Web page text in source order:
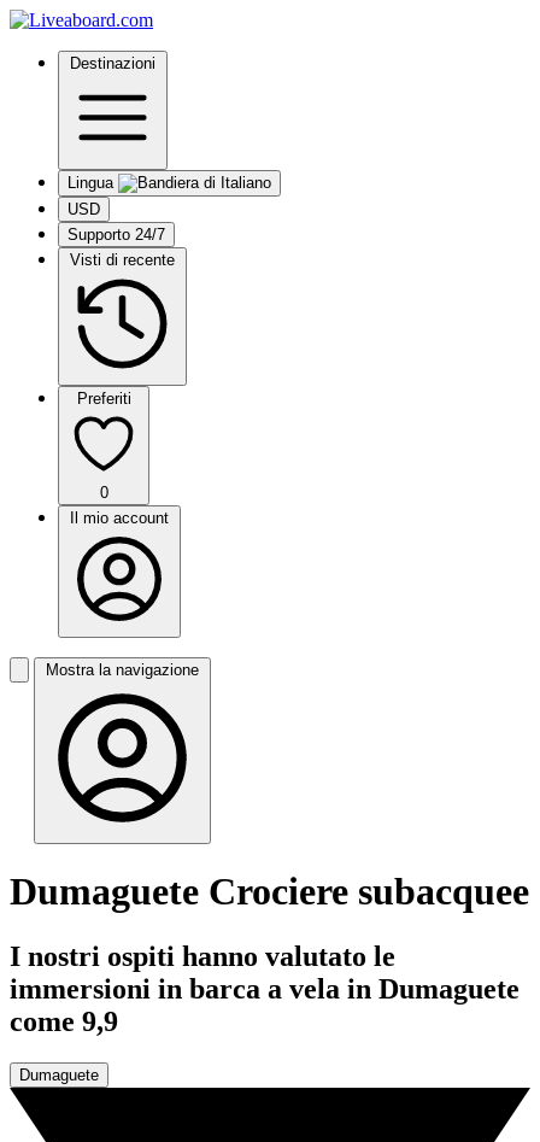
Destinazioni
Lingua
USD
Supporto 24/7
Visti di recente
Preferiti
0
Il mio account
Mostra la navigazione
Dumaguete Crociere subacquee
I nostri ospiti hanno valutato le
immersioni in barca a vela in Dumaguete
come 9,9
Dumaguete